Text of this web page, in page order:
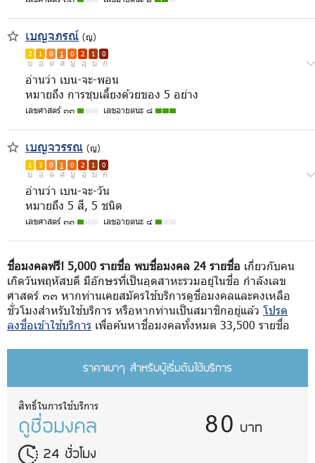
เบญจภรณ์ (ญ)
2 1 0 1 0 2 1 0
บ อ ด ศ มู อุ ม ก
อ่านว่า เบน-จะ-พอน
หมายถึง การชุบเลี้ยงด้วยของ 5 อย่าง
เลขศาสตร์ ๓๓ เลขอายตนะ ๘
เบญจวรรณ (ญ)
1 3 0 1 0 2 1 0
บ อ ด ศ มู อุ ม ก
อ่านว่า เบน-จะ-วัน
หมายถึง 5 สี, 5 ชนิด
เลขศาสตร์ ๓๓ เลขอายตนะ ๔
ชื่อมงคลฟรี! 5,000 รายชื่อ พบชื่อมงคล 24 รายชื่อ เกี่ยวกับคน
เกิดวันพฤหัสบดี มีอักษรที่เป็นอุตสาหะรวมอยู่ในชื่อ กำลังเลข
ศาสตร์ ๓๓ หากท่านเคยสมัครใช้บริการดูชื่อมงคลและคงเหลือ
ชั่วโมงสำหรับใช้บริการ หรือหากท่านเป็นสมาชิกอยู่แล้ว โปรด
ลงชื่อเข้าใช้บริการ เพื่อค้นหาชื่อมงคลทั้งหมด 33,500 รายชื่อ
ราคาเบาๆ สำหรับผู้เริ่มต้นใช้บริการ
สิทธิ์ในการใช้บริการ
ดูชื่อมงคล
24 ชั่วโมง
80 บาท